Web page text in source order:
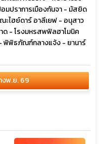
มปราการเมืองกันจา - มัสยิด
ะไฮย์ดาร์ อาลีเยฟ - อนุสาว
ด - โรงมหรสพฟิลฮาโมนิค
- พิพิธภัณฑ์กลางแจ้ง - ยานาร์
งพ.ย. 69